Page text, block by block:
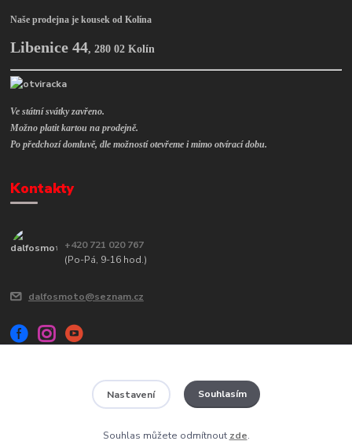
Naše prodejna je kousek od Kolína
Libenice 44,280 02 Kolín
Ve státní svátky zavřeno.
Možno platit kartou na prodejně.
Po předchozí domluvě, dle možností otevřeme i mimo otvírací dobu.
Kontakty
+420 721 020 767
(Po-Pá, 9-16 hod.)
dalfosmoto@seznam.cz
Veškerý obsah tohoto webu je chráněn autorským zákonem č. 121/2000
Nastavení Souhlasím
Souhlas můžete odmítnout zde.